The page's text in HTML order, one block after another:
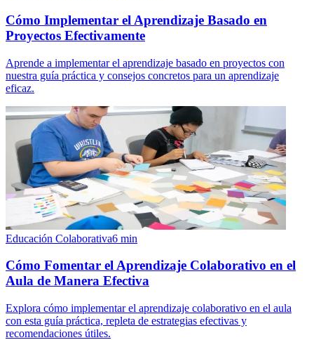
Cómo Implementar el Aprendizaje Basado en
Proyectos Efectivamente
Aprende a implementar el aprendizaje basado en proyectos con
nuestra guía práctica y consejos concretos para un aprendizaje
eficaz.
Educación Colaborativa6 min
Cómo Fomentar el Aprendizaje Colaborativo en el
Aula de Manera Efectiva
Explora cómo implementar el aprendizaje colaborativo en el aula
con esta guía práctica, repleta de estrategias efectivas y
recomendaciones útiles.